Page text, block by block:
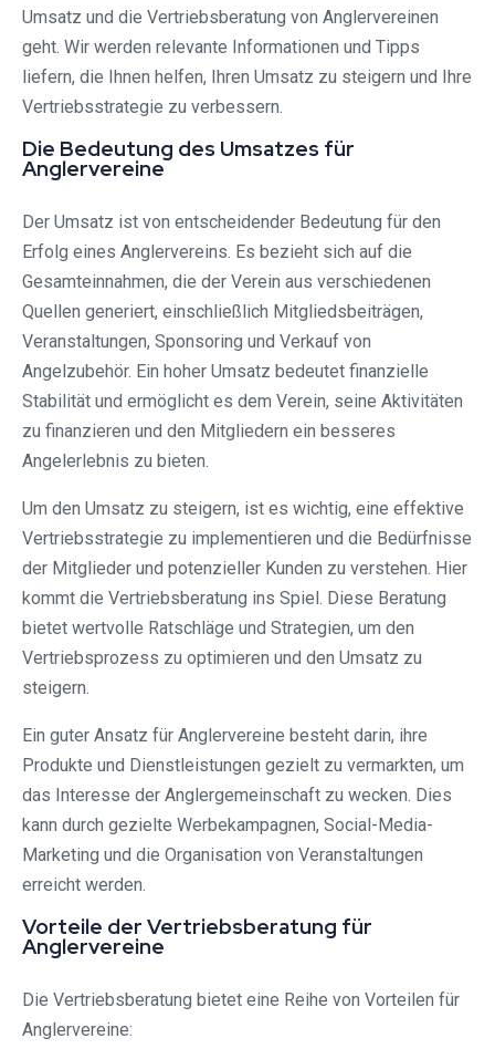
Umsatz und die Vertriebsberatung von Anglervereinen
geht. Wir werden relevante Informationen und Tipps
liefern, die Ihnen helfen, Ihren Umsatz zu steigern und Ihre
Vertriebsstrategie zu verbessern.
Die Bedeutung des Umsatzes für
Anglervereine
Der Umsatz ist von entscheidender Bedeutung für den
Erfolg eines Anglervereins. Es bezieht sich auf die
Gesamteinnahmen, die der Verein aus verschiedenen
Quellen generiert, einschließlich Mitgliedsbeiträgen,
Veranstaltungen, Sponsoring und Verkauf von
Angelzubehör. Ein hoher Umsatz bedeutet finanzielle
Stabilität und ermöglicht es dem Verein, seine Aktivitäten
zu finanzieren und den Mitgliedern ein besseres
Angelerlebnis zu bieten.
Um den Umsatz zu steigern, ist es wichtig, eine effektive
Vertriebsstrategie zu implementieren und die Bedürfnisse
der Mitglieder und potenzieller Kunden zu verstehen. Hier
kommt die Vertriebsberatung ins Spiel. Diese Beratung
bietet wertvolle Ratschläge und Strategien, um den
Vertriebsprozess zu optimieren und den Umsatz zu
steigern.
Ein guter Ansatz für Anglervereine besteht darin, ihre
Produkte und Dienstleistungen gezielt zu vermarkten, um
das Interesse der Anglergemeinschaft zu wecken. Dies
kann durch gezielte Werbekampagnen, Social-Media-
Marketing und die Organisation von Veranstaltungen
erreicht werden.
Vorteile der Vertriebsberatung für
Anglervereine
Die Vertriebsberatung bietet eine Reihe von Vorteilen für
Anglervereine: